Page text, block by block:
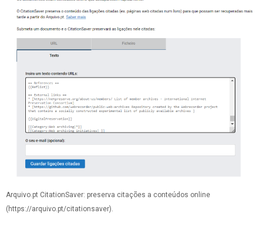
Arquivo.pt CitationSaver: preserva citações a conteúdos online
(https://arquivo.pt/citationsaver).